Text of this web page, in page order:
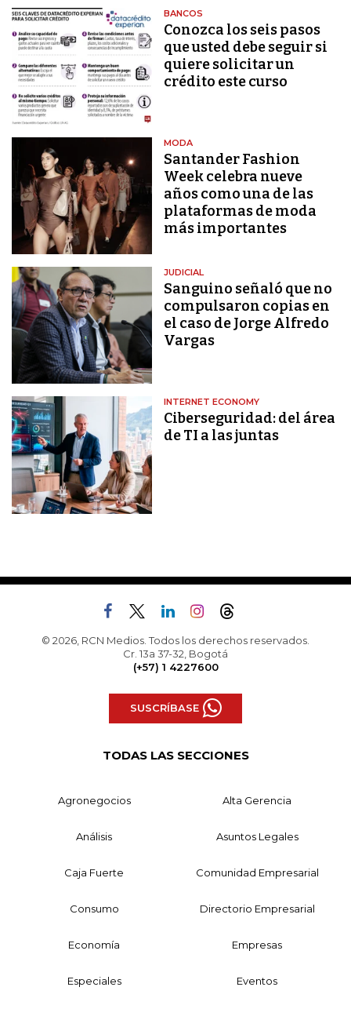
BANCOS
Conozca los seis pasos
que usted debe seguir si
quiere solicitar un
crédito este curso
MODA
Santander Fashion
Week celebra nueve
años como una de las
plataformas de moda
más importantes
JUDICIAL
Sanguino señaló que no
compulsaron copias en
el caso de Jorge Alfredo
Vargas
INTERNET ECONOMY
Ciberseguridad: del área
de TI a las juntas
© 2026, RCN Medios. Todos los derechos reservados.
Cr. 13a 37-32, Bogotá
(+57) 1 4227600
SUSCRÍBASE
TODAS LAS SECCIONES
Agronegocios Alta Gerencia
Análisis Asuntos Legales
Caja Fuerte Comunidad Empresarial
Consumo Directorio Empresarial
Economía Empresas
Especiales Eventos